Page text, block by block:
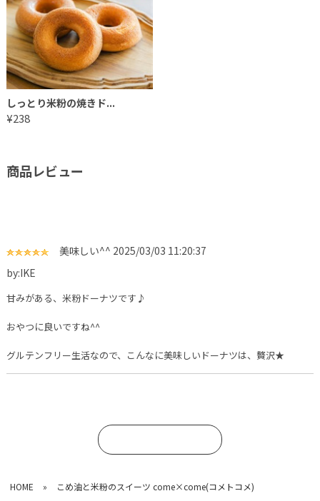
しっとり米粉の焼きド...
¥238
商品レビュー
美味しい^^ 2025/03/03 11:20:37
by:IKE
甘みがある、米粉ドーナツです♪
おやつに良いですね^^
グルテンフリー生活なので、こんなに美味しいドーナツは、贅沢★
HOME » こめ油と米粉のスイーツ come×come(コメトコメ)